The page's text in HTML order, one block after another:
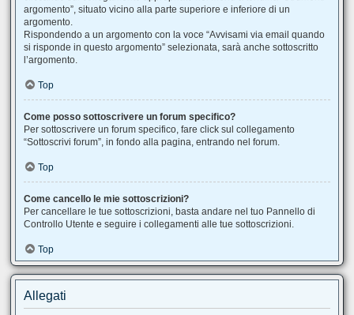
argomento”, situato vicino alla parte superiore e inferiore di un
argomento.
Rispondendo a un argomento con la voce “Avvisami via email quando
si risponde in questo argomento” selezionata, sarà anche sottoscritto
l’argomento.
Top
Come posso sottoscrivere un forum specifico?
Per sottoscrivere un forum specifico, fare click sul collegamento
“Sottoscrivi forum”, in fondo alla pagina, entrando nel forum.
Top
Come cancello le mie sottoscrizioni?
Per cancellare le tue sottoscrizioni, basta andare nel tuo Pannello di
Controllo Utente e seguire i collegamenti alle tue sottoscrizioni.
Top
Allegati